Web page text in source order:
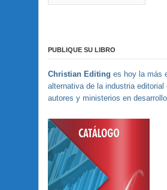
PUBLIQUE SU LIBRO
Christian Editing es hoy la más
alternativa de la industria editorial
autores y ministerios en desarrollo.